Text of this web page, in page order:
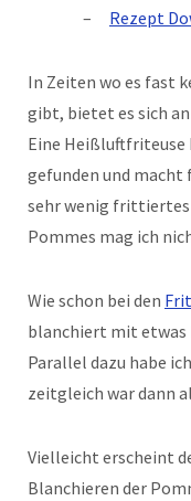
Rezept
In Zeiten wo es fast
gibt, bietet es sich
Eine Heißluftfriteuse
gefunden und macht
sehr wenig frittiertes
Pommes mag ich
Wie schon bei den
blanchiert mit etwas
Parallel dazu habe
zeitgleich war dann
Vielleicht erscheint
Blanchieren der